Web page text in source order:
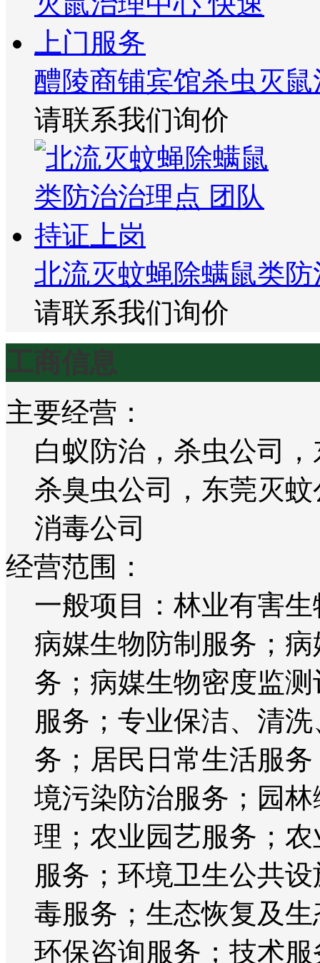
醴陵商铺宾馆杀虫灭
请联系我们询价
北流灭蚊蝇除螨鼠类
请联系我们询价
工商信息
主要经营：
白蚁防治，杀虫公司
杀臭虫公司，东莞灭
消毒公司
经营范围：
一般项目：林业有害
病媒生物防制服务；
务；病媒生物密度监
服务；专业保洁、清
务；居民日常生活服
境污染防治服务；园
理；农业园艺服务；
服务；环境卫生公共
毒服务；生态恢复及
环保咨询服务；技术